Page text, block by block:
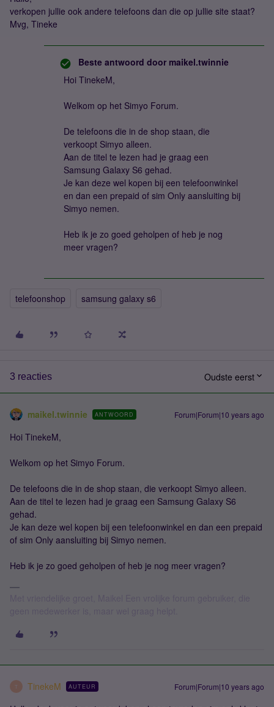
verkopen jullie ook andere telefoons dan die op jullie site staat?
Mvg, Tineke
Beste antwoord door maikel.twinnie
Hoi TinekeM,
Welkom op het Simyo Forum.
De telefoons die in de shop staan, die
verkoopt Simyo alleen.
Aan de titel te lezen had je graag een
Samsung Galaxy S6 gehad.
Je kan deze wel kopen bij een telefoonwinkel
en dan een prepaid of sim Only aansluiting bij
Simyo nemen.
Heb ik je zo goed geholpen of heb je nog
meer vragen?
telefoonshop samsung galaxy s6
3 reacties Oudste eerst
maikel.twinnie ANTWOORD Forum|Forum|10 years ago
Hoi TinekeM,
Welkom op het Simyo Forum.
De telefoons die in de shop staan, die verkoopt Simyo alleen.
Aan de titel te lezen had je graag een Samsung Galaxy S6
gehad.
Je kan deze wel kopen bij een telefoonwinkel en dan een prepaid
of sim Only aansluiting bij Simyo nemen.
Heb ik je zo goed geholpen of heb je nog meer vragen?
T TinekeM AUTEUR Forum|Forum|10 years ago